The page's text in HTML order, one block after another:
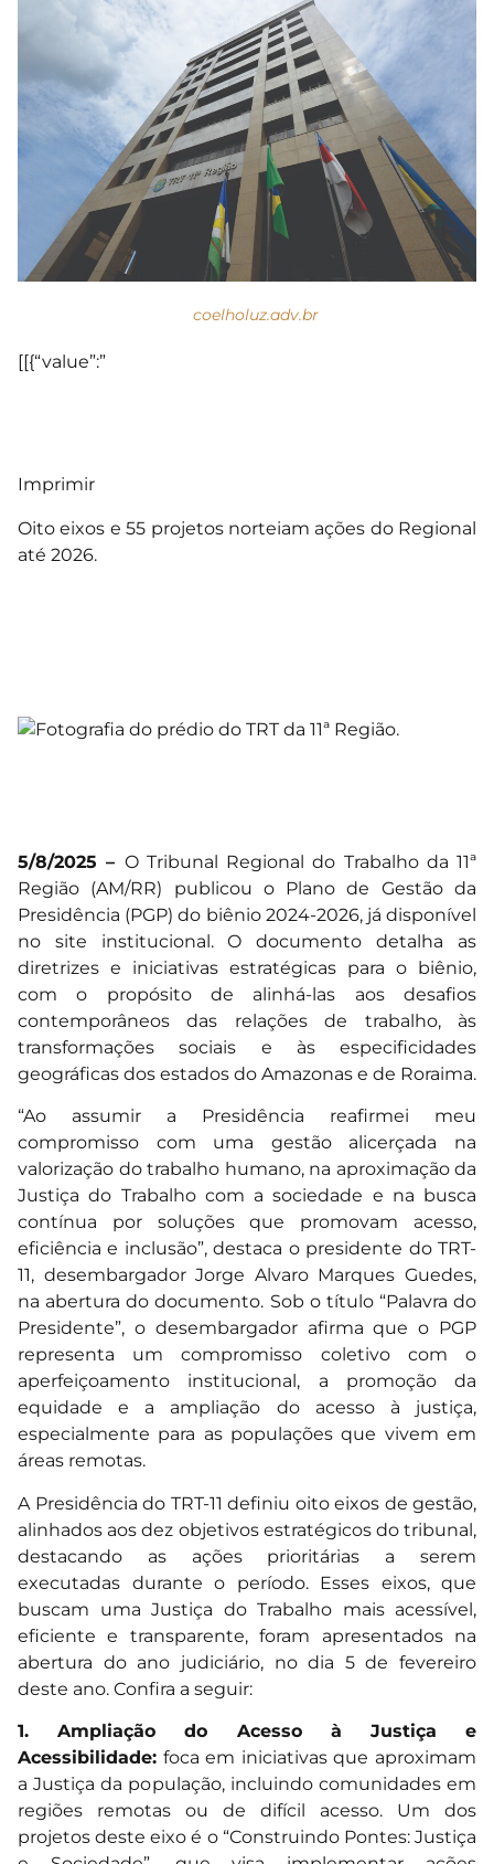
coelholuz.adv.br
[[{“value”:”
Imprimir
Oito eixos e 55 projetos norteiam ações do Regional
até 2026.
5/8/2025 – O Tribunal Regional do Trabalho da 11ª
Região (AM/RR) publicou o Plano de Gestão da
Presidência (PGP) do biênio 2024-2026, já disponível
no site institucional. O documento detalha as
diretrizes e iniciativas estratégicas para o biênio,
com o propósito de alinhá-las aos desafios
contemporâneos das relações de trabalho, às
transformações sociais e às especificidades
geográficas dos estados do Amazonas e de Roraima.
“Ao assumir a Presidência reafirmei meu
compromisso com uma gestão alicerçada na
valorização do trabalho humano, na aproximação da
Justiça do Trabalho com a sociedade e na busca
contínua por soluções que promovam acesso,
eficiência e inclusão”, destaca o presidente do TRT-
11, desembargador Jorge Alvaro Marques Guedes,
na abertura do documento. Sob o título “Palavra do
Presidente”, o desembargador afirma que o PGP
representa um compromisso coletivo com o
aperfeiçoamento institucional, a promoção da
equidade e a ampliação do acesso à justiça,
especialmente para as populações que vivem em
áreas remotas.
A Presidência do TRT-11 definiu oito eixos de gestão,
alinhados aos dez objetivos estratégicos do tribunal,
destacando as ações prioritárias a serem
executadas durante o período. Esses eixos, que
buscam uma Justiça do Trabalho mais acessível,
eficiente e transparente, foram apresentados na
abertura do ano judiciário, no dia 5 de fevereiro
deste ano. Confira a seguir:
1. Ampliação do Acesso à Justiça e
Acessibilidade: foca em iniciativas que aproximam
a Justiça da população, incluindo comunidades em
regiões remotas ou de difícil acesso. Um dos
projetos deste eixo é o “Construindo Pontes: Justiça